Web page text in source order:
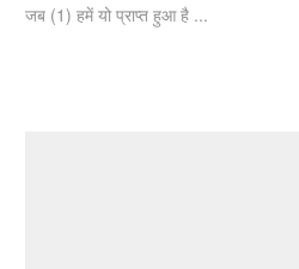
जब (1) हमें यो प्राप्त हुआ है ...